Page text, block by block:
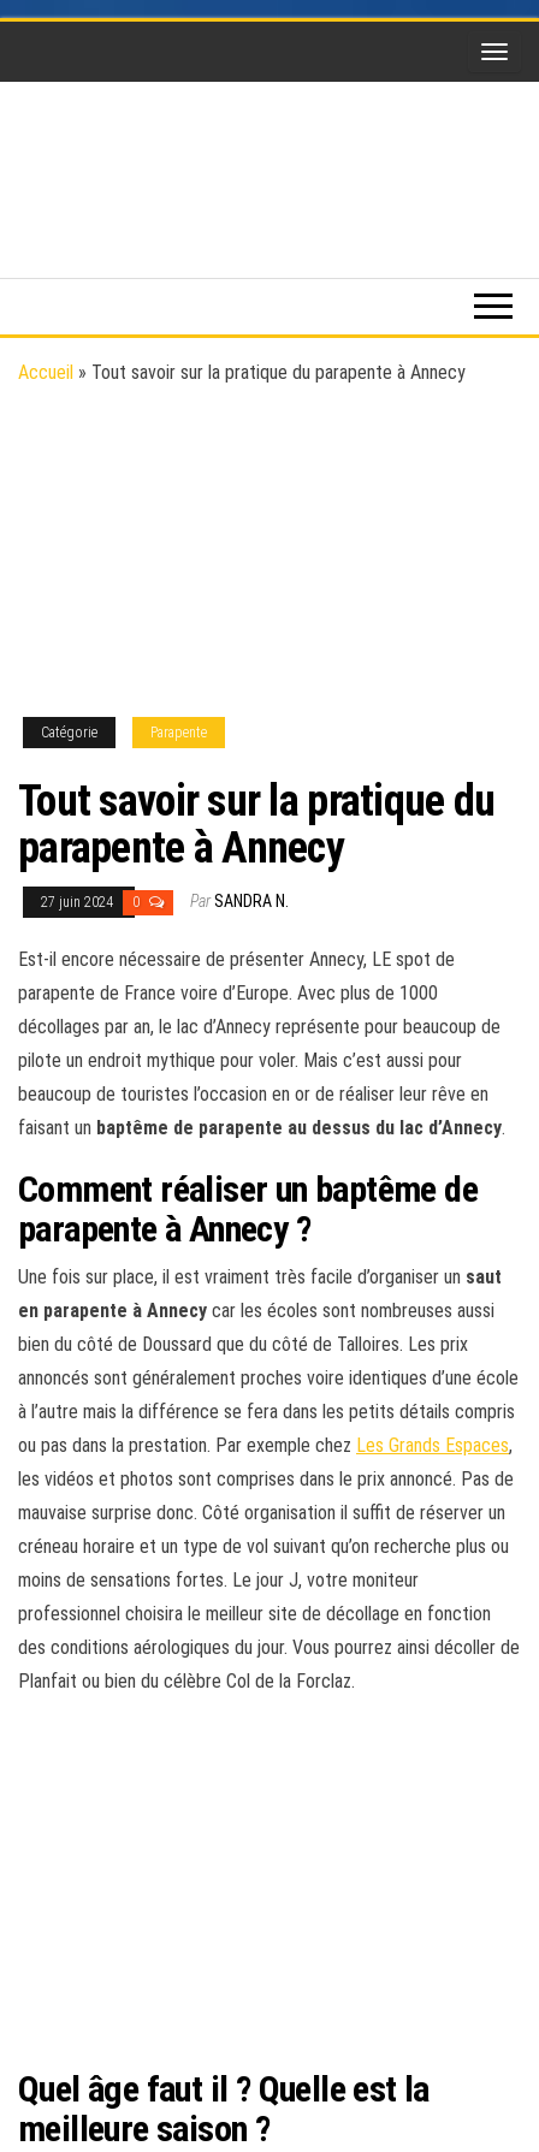
extrême,
Kitesurf,
Accueil » Tout savoir sur la pratique du parapente à Annecy
Catégorie Parapente
Tout savoir sur la pratique du
parapente à Annecy
27 juin 2024 0 ParSANDRA N.
Est-il encore nécessaire de présenter Annecy, LE spot de
parapente de France voire d’Europe. Avec plus de 1000
décollages par an, le lac d’Annecy représente pour beaucoup de
pilote un endroit mythique pour voler. Mais c’est aussi pour
beaucoup de touristes l’occasion en or de réaliser leur rêve en
faisant un baptême de parapente au dessus du lac d’Annecy.
Comment réaliser un baptême de
parapente à Annecy ?
Une fois sur place, il est vraiment très facile d’organiser un saut
en parapente à Annecy car les écoles sont nombreuses aussi
bien du côté de Doussard que du côté de Talloires. Les prix
annoncés sont généralement proches voire identiques d’une école
à l’autre mais la différence se fera dans les petits détails compris
ou pas dans la prestation. Par exemple chez Les Grands Espaces,
les vidéos et photos sont comprises dans le prix annoncé. Pas de
mauvaise surprise donc. Côté organisation il suffit de réserver un
créneau horaire et un type de vol suivant qu’on recherche plus ou
moins de sensations fortes. Le jour J, votre moniteur
professionnel choisira le meilleur site de décollage en fonction
des conditions aérologiques du jour. Vous pourrez ainsi décoller de
Planfait ou bien du célèbre Col de la Forclaz.
Quel âge faut il ? Quelle est la
meilleure saison ?